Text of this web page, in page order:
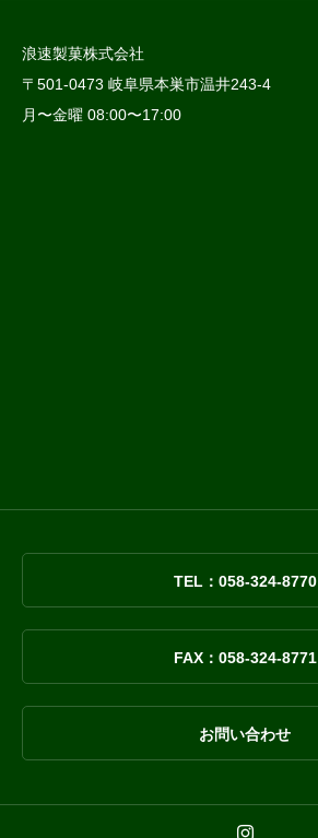
浪速製菓株式会社
〒501-0473 岐阜県本巣市温井243-4
月〜金曜 08:00〜17:00
TEL：058-324-8770
FAX：058-324-8771
お問い合わせ